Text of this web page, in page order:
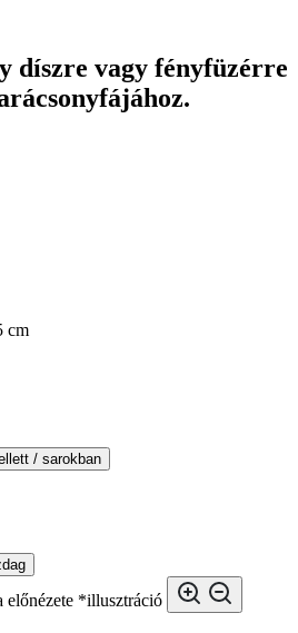
díszre vagy fényfüzérre
cm
/ sarokban
*illusztráció